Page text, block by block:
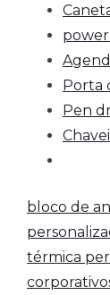
Porta
Pen
bloco de
térmica